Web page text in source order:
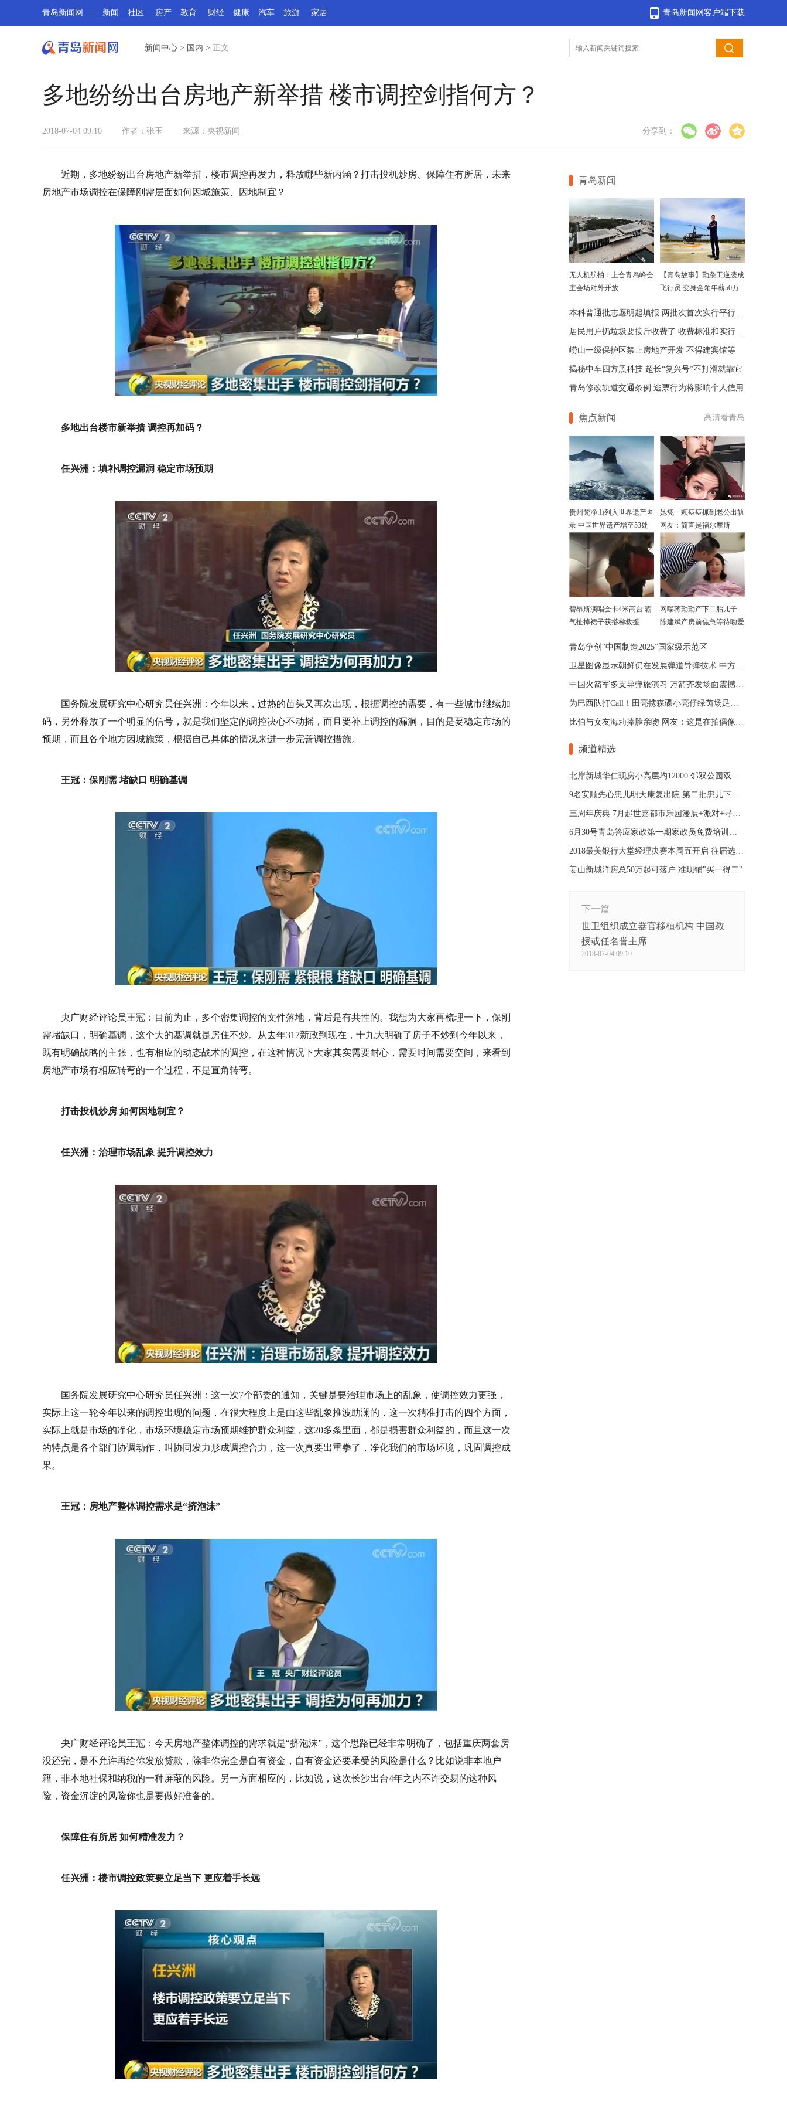
青岛新闻网客户端下载
青岛新闻网 新闻 社区 房产 教育 财经 健康 汽车 旅游 家居
新闻中心 > 国内 > 正文
多地纷纷出台房地产新举措 楼市调控剑指何方？
2018-07-04 09:10 作者：张玉 来源： 央视新闻 分享到：
近期，多地纷纷出台房地产新举措，楼市调控再发力，释放哪些新内涵？打击投机炒房、保障住有所居，未来
房地产市场调控在保障刚需层面如何因城施策、因地制宜？
多地出台楼市新举措 调控再加码？
任兴洲：填补调控漏洞 稳定市场预期
国务院发展研究中心研究员任兴洲：今年以来，过热的苗头又再次出现，根据调控的需要，有一些城市继续加
码，另外释放了一个明显的信号，就是我们坚定的调控决心不动摇，而且要补上调控的漏洞，目的是要稳定市场的
预期，而且各个地方因城施策，根据自己具体的情况来进一步完善调控措施。
王冠：保刚需 堵缺口 明确基调
央广财经评论员王冠：目前为止，多个密集调控的文件落地，背后是有共性的。我想为大家再梳理一下，保刚
需堵缺口，明确基调，这个大的基调就是房住不炒。从去年317新政到现在，十九大明确了房子不炒到今年以来，
既有明确战略的主张，也有相应的动态战术的调控，在这种情况下大家其实需要耐心，需要时间需要空间，来看到
房地产市场有相应转弯的一个过程，不是直角转弯。
打击投机炒房 如何因地制宜？
任兴洲：治理市场乱象 提升调控效力
国务院发展研究中心研究员任兴洲：这一次7个部委的通知，关键是要治理市场上的乱象，使调控效力更强，
实际上这一轮今年以来的调控出现的问题，在很大程度上是由这些乱象推波助澜的，这一次精准打击的四个方面，
实际上就是市场的净化，市场环境稳定市场预期维护群众利益，这20多条里面，都是损害群众利益的，而且这一次
的特点是各个部门协调动作，叫协同发力形成调控合力，这一次真要出重拳了，净化我们的市场环境，巩固调控成
果。
王冠：房地产整体调控需求是“挤泡沫”
央广财经评论员王冠：今天房地产整体调控的需求就是“挤泡沫”，这个思路已经非常明确了，包括重庆两套房
没还完，是不允许再给你发放贷款，除非你完全是自有资金，自有资金还要承受的风险是什么？比如说非本地户
籍，非本地社保和纳税的一种屏蔽的风险。另一方面相应的，比如说，这次长沙出台4年之内不许交易的这种风
险，资金沉淀的风险你也是要做好准备的。
保障住有所居 如何精准发力？
任兴洲：楼市调控政策要立足当下 更应着手长远
青岛新闻
无人机航拍：上合青岛峰会
主会场对外开放
【青岛故事】勤杂工逆袭成
飞行员 变身金领年薪50万
本科普通批志愿明起填报 两批次首次实行平行志愿
居民用户扔垃圾要按斤收费了 收费标准和实行时间在此
崂山一级保护区禁止房地产开发 不得建宾馆等
揭秘中车四方黑科技 超长“复兴号”不打滑就靠它
青岛修改轨道交通条例 逃票行为将影响个人信用
焦点新闻 高清看青岛
贵州梵净山列入世界遗产名
录 中国世界遗产增至53处
她凭一颗痘痘抓到老公出轨
网友：简直是福尔摩斯
碧昂斯演唱会卡4米高台 霸
气扯掉裙子获搭梯救援
网曝蒋勤勤产下二胎儿子
陈建斌产房前焦急等待吻爱
青岛争创“中国制造2025”国家级示范区
卫星图像显示朝鲜仍在发展弹道导弹技术 中方回应
中国火箭军多支导弹旅演习 万箭齐发场面震撼(图)
为巴西队打Call！田亮携森碟小亮仔绿茵场足球踢起来
比伯与女友海莉捧脸亲吻 网友：这是在拍偶像剧吗？
频道精选
北岸新城华仁现房小高层均12000 邻双公园双地铁
9名安顺先心患儿明天康复出院 第二批患儿下周来青
三周年庆典 7月起世嘉都市乐园漫展+派对+寻宝嗨不停
6月30号青岛答应家政第一期家政员免费培训圆满结束
2018最美银行大堂经理决赛本周五开启 往届选手来助力
姜山新城洋房总50万起可落户 准现铺"买一得二"
下一篇
世卫组织成立器官移植机构 中国教
授或任名誉主席
2018-07-04 09:10